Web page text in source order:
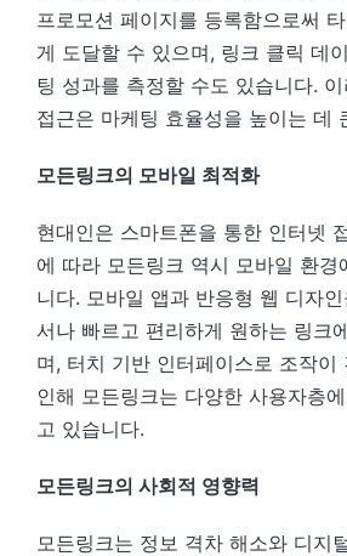
프로모션 페이지를 등록함으로써
게 도달할 수 있으며, 링크 클릭 데
팅 성과를 측정할 수도 있습니다.
접근은 마케팅 효율성을 높이는 데
모든링크의 모바일 최적화
현대인은 스마트폰을 통한 인터넷
에 따라 모든링크 역시 모바일 환경
니다. 모바일 앱과 반응형 웹 디자
서나 빠르고 편리하게 원하는 링크
며, 터치 기반 인터페이스로 조작이
인해 모든링크는 다양한 사용자층
고 있습니다.
모든링크의 사회적 영향력
모든링크는 정보 격차 해소와 디지